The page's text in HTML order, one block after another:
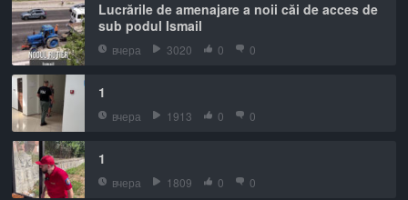
Lucrările de amenajare a noii căi de acces de
sub podul Ismail
вчера 3020 0 0
1
вчера 1913 0 0
1
вчера 1809 0 0